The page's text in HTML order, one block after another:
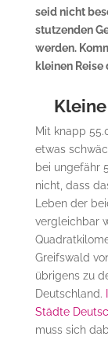
seid nicht
stutzenden
werden.
kleinen Reise
Mit knapp
etwas
bei ungefähr
nicht, dass
Leben der
vergleichbar
Greifswald
übrigens zu
Deutschland.
Städte
muss sich